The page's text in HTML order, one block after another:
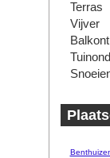
Terras
Vijver